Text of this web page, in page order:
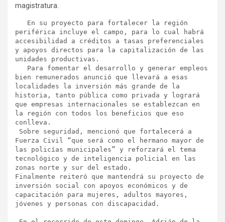
magistratura.
periférica incluye el campo, para lo cual habrá
accesibilidad a créditos a tasas preferenciales
y apoyos directos para la capitalización de las
unidades productivas.
bien remunerados anunció que llevará a esas
localidades la inversión más grande de la
historia, tanto pública como privada y logrará
que empresas internacionales se establezcan en
la región con todos los beneficios que eso
conlleva.
Fuerza Civil “que será como el hermano mayor de
las policías municipales” y reforzará el tema
tecnológico y de inteligencia policial en las
zonas norte y sur del estado.
Finalmente reiteró que mantendrá su proyecto de
inversión social con apoyos económicos y de
capacitación para mujeres, adultos mayores,
jóvenes y personas con discapacidad.